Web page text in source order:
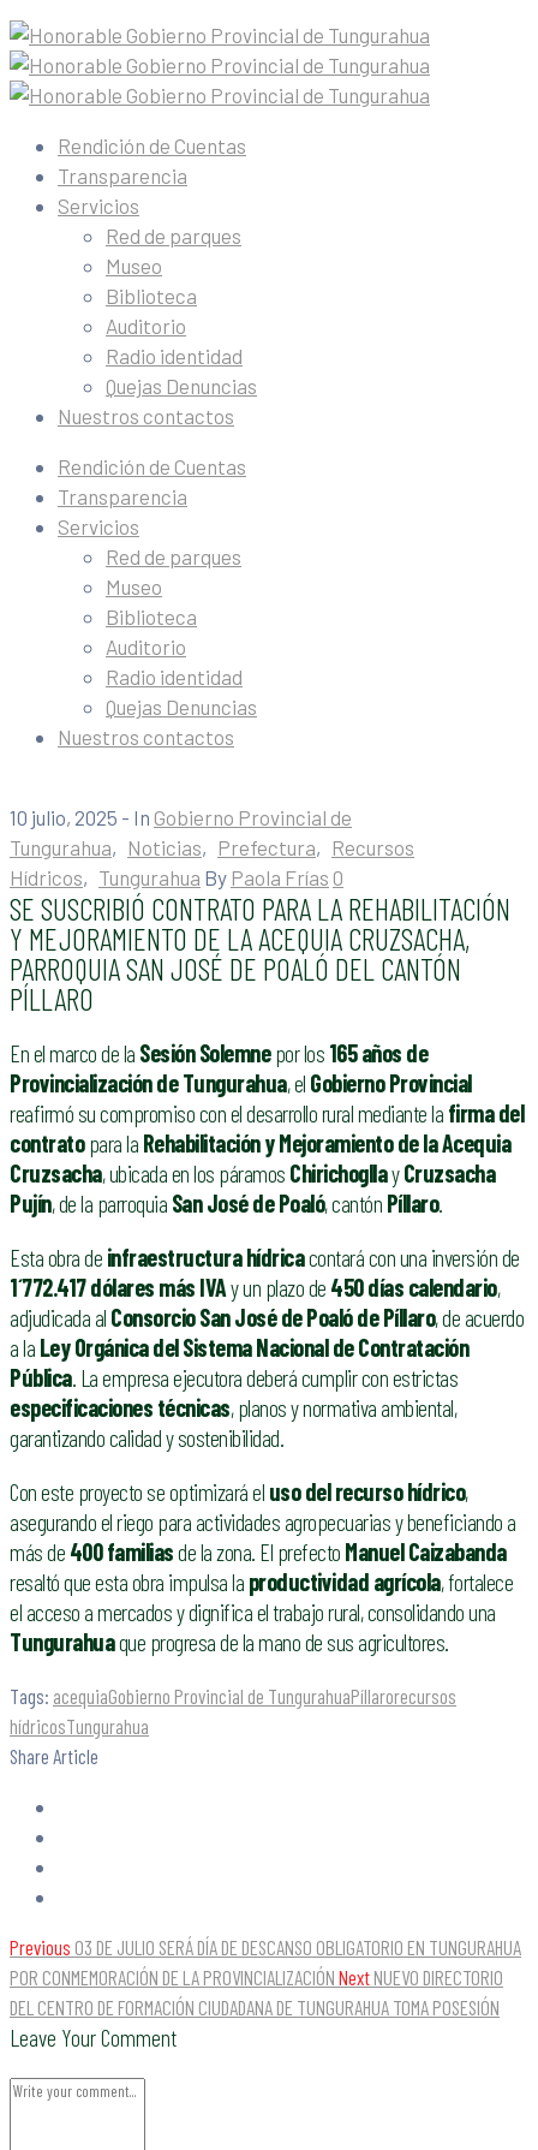
Rendición de Cuentas
Transparencia
Servicios
Red de parques
Museo
Biblioteca
Auditorio
Radio identidad
Quejas Denuncias
Nuestros contactos
Rendición de Cuentas
Transparencia
Servicios
Red de parques
Museo
Biblioteca
Auditorio
Radio identidad
Quejas Denuncias
Nuestros contactos
10 julio, 2025 - In Gobierno Provincial de
Tungurahua‚ Noticias‚ Prefectura‚ Recursos
Hídricos‚ Tungurahua By Paola Frías 0
SE SUSCRIBIÓ CONTRATO PARA LA REHABILITACIÓN
Y MEJORAMIENTO DE LA ACEQUIA CRUZSACHA,
PARROQUIA SAN JOSÉ DE POALÓ DEL CANTÓN
PÍLLARO
En el marco de la Sesión Solemnepor los 165 años de
Provincialización de Tungurahua, el Gobierno Provincial
reafirmó su compromiso con el desarrollo rural mediante la firma del
contratopara la Rehabilitación y Mejoramiento de la Acequia
Cruzsacha, ubicada en los páramos ChirichogllayCruzsacha
Pujín, de la parroquia San José de Poaló, cantón Píllaro.
Esta obra de infraestructura hídricacontará con una inversión de
1´772.417 dólares más IVAy un plazo de 450 días calendario,
adjudicada al Consorcio San José de Poaló de Píllaro, de acuerdo
a la Ley Orgánica del Sistema Nacional de Contratación
Pública. La empresa ejecutora deberá cumplir con estrictas
especificaciones técnicas, planos y normativa ambiental,
garantizando calidad y sostenibilidad.
Con este proyecto se optimizará el uso del recurso hídrico,
asegurando el riego para actividades agropecuarias y beneficiando a
más de 400 familiasde la zona. El prefecto Manuel Caizabanda
resaltó que esta obra impulsa la productividad agrícola, fortalece
el acceso a mercados y dignifica el trabajo rural, consolidando una
Tungurahuaque progresa de la mano de sus agricultores.
Tags: acequiaGobierno Provincial de TungurahuaPíllarorecursos
hídricosTungurahua
Share Article
Previous 03 DE JULIO SERÁ DÍA DE DESCANSO OBLIGATORIO EN TUNGURAHUA
POR CONMEMORACIÓN DE LA PROVINCIALIZACIÓN Next NUEVO DIRECTORIO
DEL CENTRO DE FORMACIÓN CIUDADANA DE TUNGURAHUA TOMA POSESIÓN
Leave Your Comment